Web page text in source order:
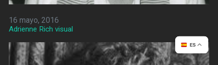
16 mayo, 2016
Adrienne Rich visual
ES